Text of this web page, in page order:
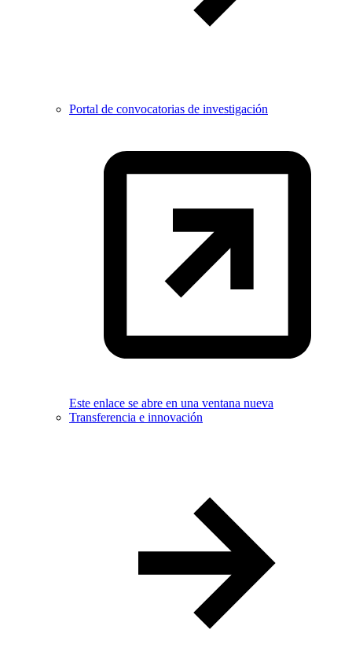
Portal de convocatorias de investigación
Este enlace se abre en una ventana nueva
Transferencia e innovación